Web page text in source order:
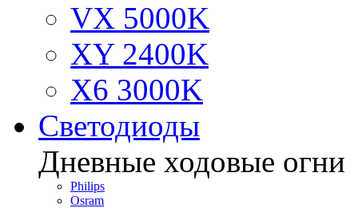
VX 5000K
XY 2400K
X6 3000K
Светодиоды
Дневные ходовые огни
Philips
Osram